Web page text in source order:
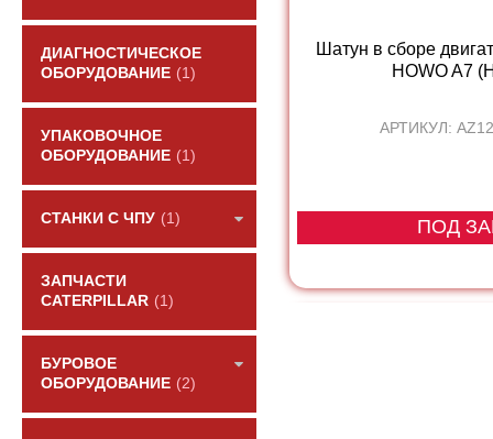
ДИАГНОСТИЧЕСКОЕ
ОБОРУДОВАНИЕ (1)
УПАКОВОЧНОЕ
ОБОРУДОВАНИЕ (1)
СТАНКИ С ЧПУ (1)
ЗАПЧАСТИ
CATERPILLAR (1)
БУРОВОЕ
ОБОРУДОВАНИЕ (2)
Шатун в сборе
HOWO A7
АРТИКУЛ:
ПОД